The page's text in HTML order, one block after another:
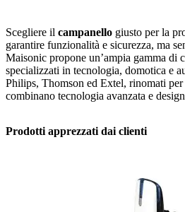
Scegliere il campanello giusto per la
garantire funzionalità e sicurezza, ma
Maisonic propone un’ampia gamma di
specializzati in tecnologia, domotica e
Philips, Thomson ed Extel, rinomati
combinano tecnologia avanzata e
Prodotti apprezzati dai clienti